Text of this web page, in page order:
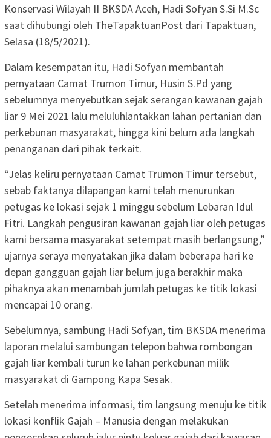
Konservasi Wilayah II BKSDA Aceh, Hadi Sofyan S.Si M.Sc
saat dihubungi oleh TheTapaktuanPost dari Tapaktuan,
Selasa (18/5/2021).
Dalam kesempatan itu, Hadi Sofyan membantah
pernyataan Camat Trumon Timur, Husin S.Pd yang
sebelumnya menyebutkan sejak serangan kawanan gajah
liar 9 Mei 2021 lalu meluluhlantakkan lahan pertanian dan
perkebunan masyarakat, hingga kini belum ada langkah
penanganan dari pihak terkait.
“Jelas keliru pernyataan Camat Trumon Timur tersebut,
sebab faktanya dilapangan kami telah menurunkan
petugas ke lokasi sejak 1 minggu sebelum Lebaran Idul
Fitri. Langkah pengusiran kawanan gajah liar oleh petugas
kami bersama masyarakat setempat masih berlangsung,”
ujarnya seraya menyatakan jika dalam beberapa hari ke
depan gangguan gajah liar belum juga berakhir maka
pihaknya akan menambah jumlah petugas ke titik lokasi
mencapai 10 orang.
Sebelumnya, sambung Hadi Sofyan, tim BKSDA menerima
laporan melalui sambungan telepon bahwa rombongan
gajah liar kembali turun ke lahan perkebunan milik
masyarakat di Gampong Kapa Sesak.
Setelah menerima informasi, tim langsung menuju ke titik
lokasi konflik Gajah – Manusia dengan melakukan